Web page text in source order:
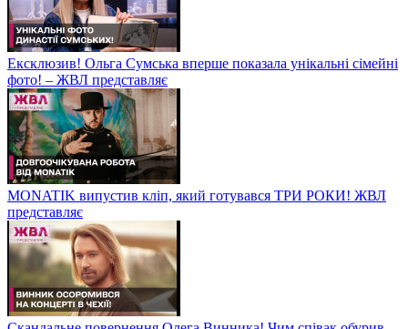
Ексклюзив! Ольга Сумська вперше показала унікальні сімейні
фото! – ЖВЛ представляє
MONATIK випустив кліп, який готувався ТРИ РОКИ! ЖВЛ
представляє